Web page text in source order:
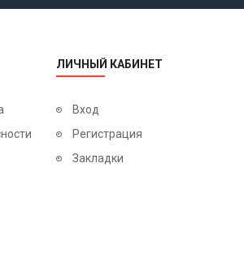
ЛИЧНЫЙ КАБИНЕТ
Вход
Регистрация
Закладки